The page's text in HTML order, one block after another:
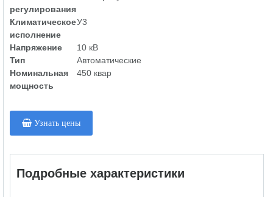
регулирования
Климатическое
исполнение
У3
Напряжение
10 кВ
Тип
Автоматические
Номинальная
мощность
450 квар
Узнать цены
Подробные характеристики